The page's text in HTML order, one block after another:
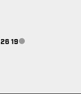
19Zákaznický servis